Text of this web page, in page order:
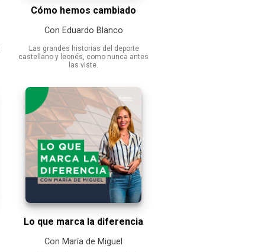
Cómo hemos cambiado
Con Eduardo Blanco
Las grandes historias del deporte
castellano y leonés, como nunca antes
las viste.
Lo que marca la diferencia
Con María de Miguel